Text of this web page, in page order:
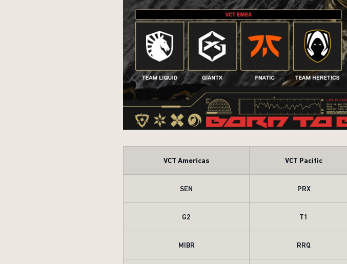
VCT Americas VCT Pacific
SEN PRX
G2 T1
MIBR RRQ